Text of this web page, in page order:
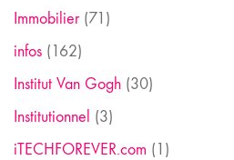
Immobilier(71)
infos (162)
Institut Van Gogh (30)
Institutionnel (3)
iTECHFOREVER.com (1)